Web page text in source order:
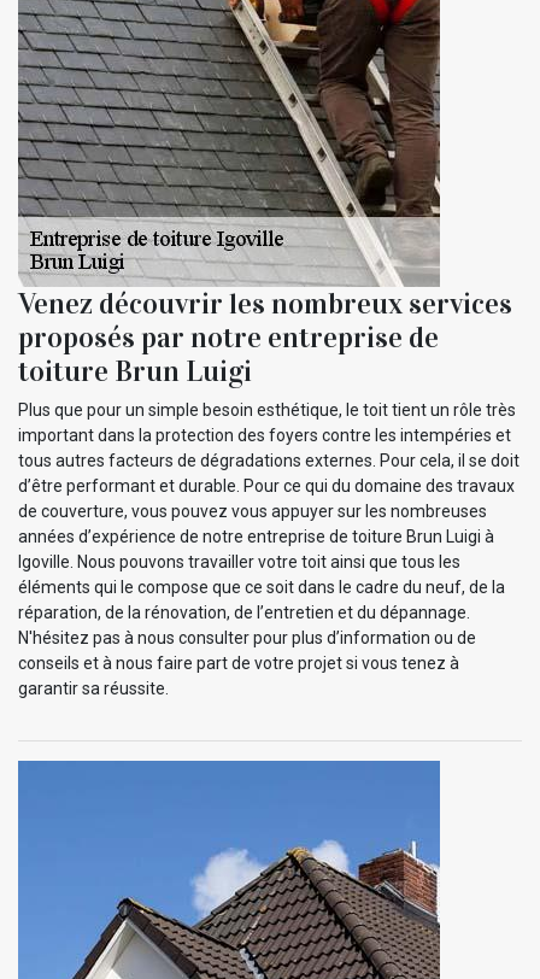
Venez découvrir les nombreux services
proposés par notre entreprise de
toiture Brun Luigi
Plus que pour un simple besoin esthétique, le toit tient un rôle très
important dans la protection des foyers contre les intempéries et
tous autres facteurs de dégradations externes. Pour cela, il se doit
d’être performant et durable. Pour ce qui du domaine des travaux
de couverture, vous pouvez vous appuyer sur les nombreuses
années d’expérience de notre entreprise de toiture Brun Luigi à
Igoville. Nous pouvons travailler votre toit ainsi que tous les
éléments qui le compose que ce soit dans le cadre du neuf, de la
réparation, de la rénovation, de l’entretien et du dépannage.
N'hésitez pas à nous consulter pour plus d’information ou de
conseils et à nous faire part de votre projet si vous tenez à
garantir sa réussite.